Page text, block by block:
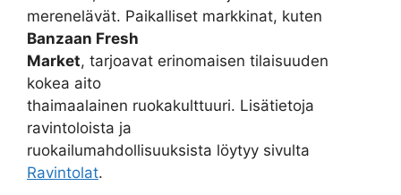
merenelävät. Paikalliset markkinat, kuten
Banzaan Fresh
Market, tarjoavat erinomaisen tilaisuuden
kokea aito
thaimaalainen ruokakulttuuri. Lisätietoja
ravintoloista ja
ruokailumahdollisuuksista löytyy sivulta
Ravintolat.